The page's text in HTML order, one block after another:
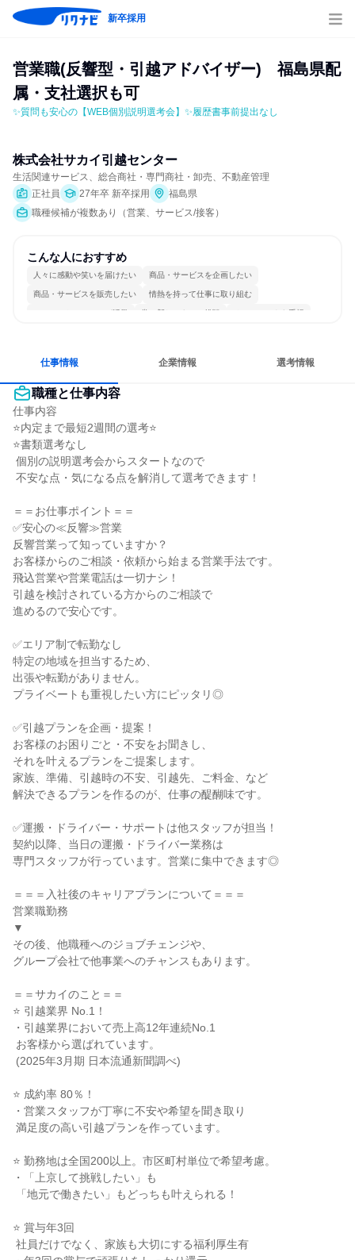
新卒採用
営業職(反響型・引越アドバイザー)　福島県配
属・支社選択も可
✨質問も安心の【WEB個別説明選考会】✨履歴書事前提出なし
株式会社サカイ引越センター
生活関連サービス、総合商社・専門商社・卸売、不動産管理
正社員
27年卒 新卒採用
福島県
職種候補が複数あり（営業、サービス/接客）
こんな人におすすめ
人々に感動や笑いを届けたい 商品・サービスを企画したい
商品・サービスを販売したい 情熱を持って仕事に取り組む
コミュニケーションが活発 常に新しいものに挑戦 チームワークを重視
仕事情報 企業情報 選考情報
職種と仕事内容
仕事内容
⭐内定まで最短2週間の選考⭐
⭐書類選考なし
＝＝お仕事ポイント＝＝
✅安心の≪反響≫営業
反響営業って知っていますか？
お客様からのご相談・依頼から始まる営業手法です。
飛込営業や営業電話は一切ナシ！
引越を検討されている方からのご相談で
進めるので安心です。
✅エリア制で転勤なし
特定の地域を担当するため、
出張や転勤がありません。
プライベートも重視したい方にピッタリ◎
✅引越プランを企画・提案！
お客様のお困りごと・不安をお聞きし、
それを叶えるプランをご提案します。
家族、準備、引越時の不安、引越先、ご料金、など
解決できるプランを作るのが、仕事の醍醐味です。
✅運搬・ドライバー・サポートは他スタッフが担当！
契約以降、当日の運搬・ドライバー業務は
専門スタッフが行っています。営業に集中できます◎
＝＝＝入社後のキャリアプランについて＝＝＝
営業職勤務
▼
その後、他職種へのジョブチェンジや、
グループ会社で他事業へのチャンスもあります。
＝＝サカイのこと＝＝
⭐ 引越業界 No.1！
・引越業界において売上高12年連続No.1
⭐ 成約率 80％！
・営業スタッフが丁寧に不安や希望を聞き取り
⭐ 勤務地は全国200以上。市区町村単位で希望考慮。
・「上京して挑戦したい」も
⭐ 賞与年3回